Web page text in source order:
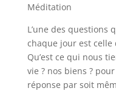
Méditation
L’une des questions
chaque jour est celle
Qu’est ce qui nous
vie ? nos biens ?
réponse par soit